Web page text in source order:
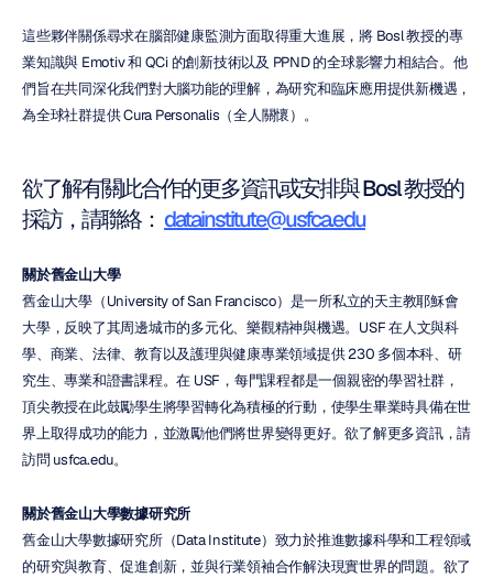
這些夥伴關係尋求在腦部健康監測方面取得重大進展，將 Bosl 教授的專
業知識與 Emotiv 和 QCi 的創新技術以及 PPND 的全球影響力相結合。他
們旨在共同深化我們對大腦功能的理解，為研究和臨床應用提供新機遇，
為全球社群提供 Cura Personalis（全人關懷）。
欲了解有關此合作的更多資訊或安排與 Bosl 教授的
採訪，請聯絡： datainstitute@usfca.edu
關於舊金山大學
舊金山大學（University of San Francisco）是一所私立的天主教耶穌會
大學，反映了其周邊城市的多元化、樂觀精神與機遇。USF 在人文與科
學、商業、法律、教育以及護理與健康專業領域提供 230 多個本科、研
究生、專業和證書課程。在 USF，每門課程都是一個親密的學習社群，
頂尖教授在此鼓勵學生將學習轉化為積極的行動，使學生畢業時具備在世
界上取得成功的能力，並激勵他們將世界變得更好。欲了解更多資訊，請
訪問 usfca.edu。
關於舊金山大學數據研究所
舊金山大學數據研究所（Data Institute）致力於推進數據科學和工程領域
的研究與教育、促進創新，並與行業領袖合作解決現實世界的問題。欲了